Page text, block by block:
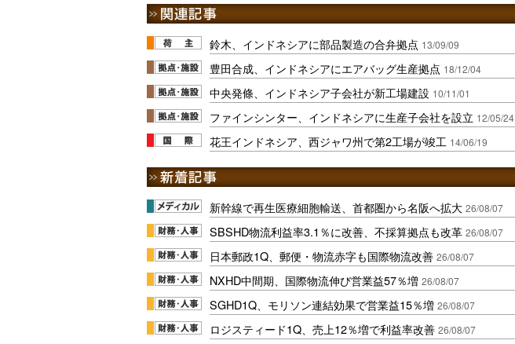
鈴木、インドネシアに部品製造の合弁拠点 13/09/09
豊田合成、インドネシアにエアバッグ生産拠点 18/12/04
中央発條、インドネシア子会社が新工場建設 10/11/01
ファインシンター、インドネシアに生産子会社を設立 12/05/24
花王インドネシア、西ジャワ州で第2工場が竣工 14/06/19
新幹線で再生医療細胞輸送、首都圏から名阪へ拡大 26/08/07
SBSHD物流利益率3.1％に改善、不採算拠点も改革 26/08/07
日本郵政1Q、郵便・物流赤字も国際物流改善 26/08/07
NXHD中間期、国際物流伸び営業益57％増 26/08/07
SGHD1Q、モリソン連結効果で営業益15％増 26/08/07
ロジスティード1Q、売上12％増で利益率改善 26/08/07